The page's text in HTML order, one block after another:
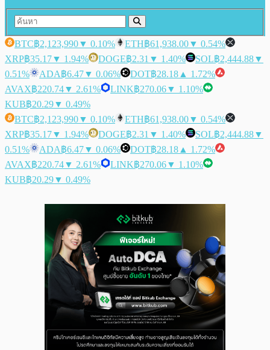
BTC฿2,123,990▼ 0.10% ETH฿61,938.00▼ 0.54%
XRP฿35.17▼ 1.94% DOGE฿2.31 ▼ 1.40% SOL฿2,444.88▼
0.51%
ADA฿6.47▼ 0.06% DOT฿28.18 ▲ 1.72%
AVAX฿220.74▼ 2.61% LINK฿270.06▼ 1.10%
KUB฿20.29▼ 0.49%
BTC฿2,123,990▼ 0.10% ETH฿61,938.00▼ 0.54%
XRP฿35.17▼ 1.94% DOGE฿2.31 ▼ 1.40% SOL฿2,444.88▼
0.51%
ADA฿6.47▼ 0.06% DOT฿28.18 ▲ 1.72%
AVAX฿220.74▼ 2.61% LINK฿270.06▼ 1.10%
KUB฿20.29▼ 0.49%